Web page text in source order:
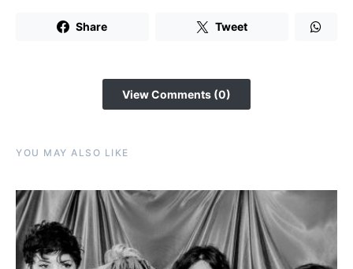
Share Tweet
View Comments (0)
YOU MAY ALSO LIKE